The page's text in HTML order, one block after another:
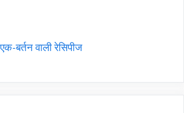
बर्तन वाली रेसिपीज